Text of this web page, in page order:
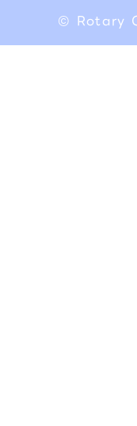
© Rotary